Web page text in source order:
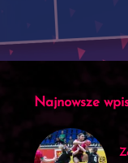
Najnowsze